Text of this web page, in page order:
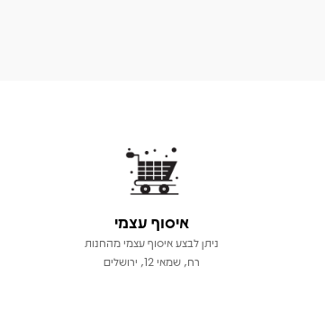
איסוף עצמי
ניתן לבצע איסוף עצמי מהחנות
רח, שמאי 12, ירושלים